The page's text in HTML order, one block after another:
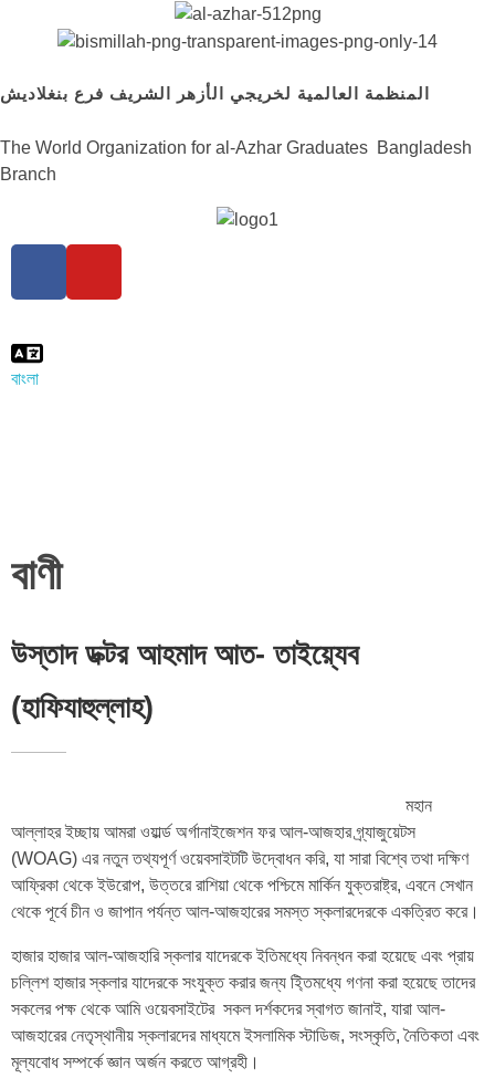
المنظمة العالمية لخريجي الأزهر الشريف فرع بنغلاديش
The World Organization for al-Azhar Graduates Bangladesh
Branch
বাংলা
বাণী
উস্তাদ ডক্টর আহমাদ আত- তাইয়্যেব
(হাফিযাহুল্লাহ)
মহান
আল্লাহর ইচ্ছায় আমরা ওয়ার্ল্ড অর্গানাইজেশন ফর আল-আজহার গ্র্যাজুয়েটস
(WOAG) এর নতুন তথ্যপূর্ণ ওয়েবসাইটটি উদ্বোধন করি, যা সারা বিশ্বে তথা দক্ষিণ
আফ্রিকা থেকে ইউরোপ, উত্তরে রাশিয়া থেকে পশ্চিমে মার্কিন যুক্তরাষ্ট্র, এবনে সেখান
থেকে পূর্বে চীন ও জাপান পর্যন্ত আল-আজহারের সমস্ত স্কলারদেরকে একত্রিত করে।
হাজার হাজার আল-আজহারি স্কলার যাদেরকে ইতিমধ্যে নিবন্ধন করা হয়েছে এবং প্রায়
চল্লিশ হাজার স্কলার যাদেরকে সংযুক্ত করার জন্য ই্তিমধ্যে গণনা করা হয়েছে তাদের
সকলের পক্ষ থেকে আমি ওয়েবসাইটের সকল দর্শকদের স্বাগত জানাই, যারা আল-
আজহারের নেতৃস্থানীয় স্কলারদের মাধ্যমে ইসলামিক স্টাডিজ, সংস্কৃতি, নৈতিকতা এবং
মূল্যবোধ সম্পর্কে জ্ঞান অর্জন করতে আগ্রহী।